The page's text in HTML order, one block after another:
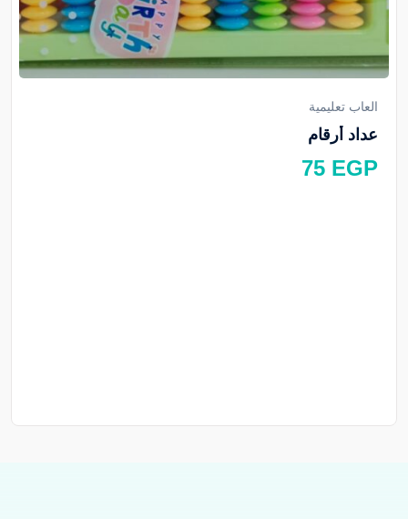
العاب تعليمية
عداد أرقام
75 EGP